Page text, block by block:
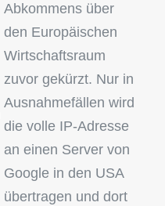
Abkommens über
den Europäischen
Wirtschaftsraum
zuvor gekürzt. Nur in
Ausnahmefällen wird
die volle IP-Adresse
an einen Server von
Google in den USA
übertragen und dort